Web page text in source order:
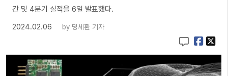
간 및 4분기 실적을 6일 발표했다.
2024.02.06
by 명세환 기자